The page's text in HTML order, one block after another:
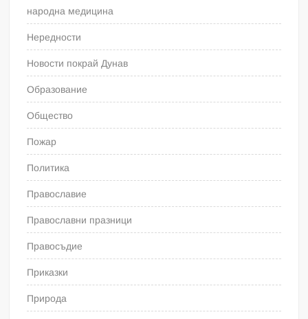
народна медицина
Нередности
Новости покрай Дунав
Образование
Общество
Пожар
Политика
Православие
Православни празници
Правосъдие
Приказки
Природа